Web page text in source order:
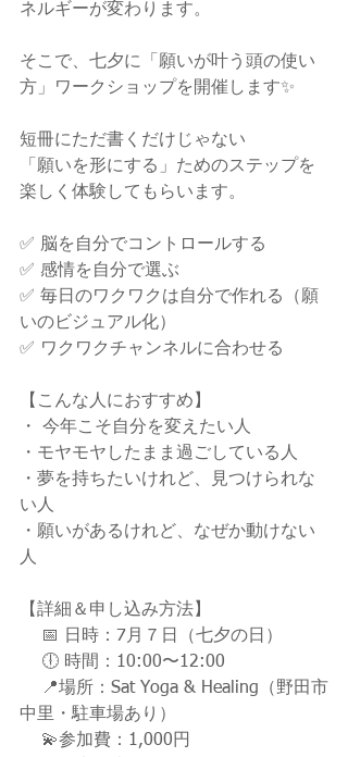
ネルギーが変わります。
そこで、七夕に「願いが叶う頭の使い
方」ワークショップを開催します✨
短冊にただ書くだけじゃない
「願いを形にする」ためのステップを
楽しく体験してもらいます。
✅ 脳を自分でコントロールする
✅ 感情を自分で選ぶ
✅ 毎日のワクワクは自分で作れる（願
いのビジュアル化）
✅ ワクワクチャンネルに合わせる
【こんな人におすすめ】
・ 今年こそ自分を変えたい人
・モヤモヤしたまま過ごしている人
・夢を持ちたいけれど、見つけられな
い人
・願いがあるけれど、なぜか動けない
人
【詳細＆申し込み方法】
    📅 日時：7月７日（七夕の日）
    🕕 時間：10:00〜12:00
中里・駐車場あり）
    💫参加費：1,000円